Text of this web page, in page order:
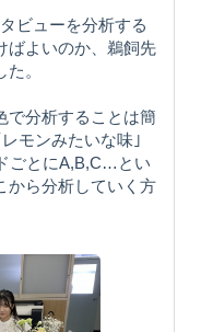
ビューを分析する
ばよいのか、鵜飼先
。
で分析することは簡
モンみたいな味｣
ごとにA,B,C…とい
から分析していく方